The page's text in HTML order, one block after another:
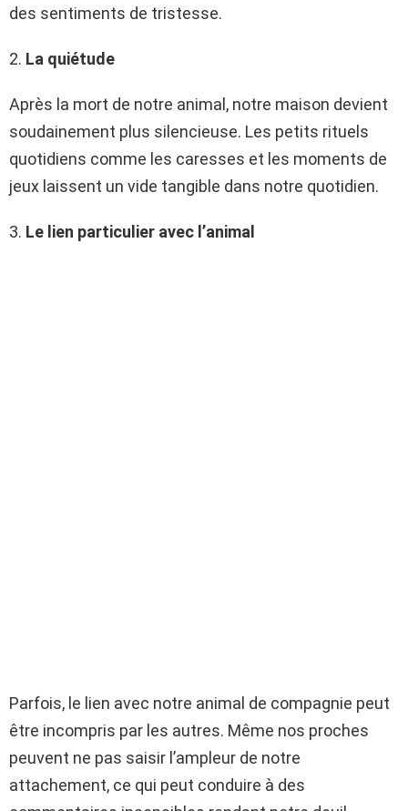
des sentiments de tristesse.
2. La quiétude
Après la mort de notre animal, notre maison devient
soudainement plus silencieuse. Les petits rituels
quotidiens comme les caresses et les moments de
jeux laissent un vide tangible dans notre quotidien.
3. Le lien particulier avec l’animal
Parfois, le lien avec notre animal de compagnie peut
être incompris par les autres. Même nos proches
peuvent ne pas saisir l’ampleur de notre
attachement, ce qui peut conduire à des